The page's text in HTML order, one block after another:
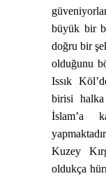
büyük bir
doğru bir
olduğunu
Issık
birisi
İslam’a
Kuzey
oldukça